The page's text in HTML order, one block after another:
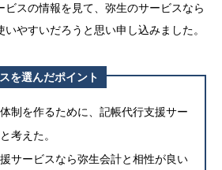
ビスの情報を見て、弥生のサービスなら
やすいだろうと思い申し込みました。
を選んだポイント
制を作るために、記帳代行支援サー
考えた。
サービスなら弥生会計と相性が良い